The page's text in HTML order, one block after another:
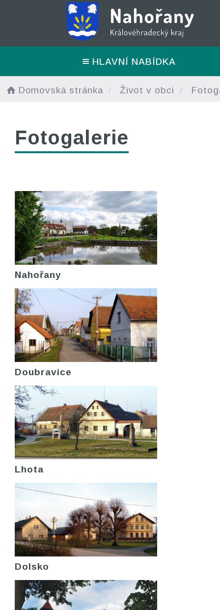
HLAVNÍ NABÍDKA
Domovská stránka Život v obci
Fotogalerie
Nahořany
Doubravice
Lhota
Dolsko